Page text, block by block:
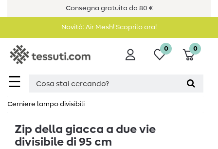
Consegna gratuita da 80 €
Novità: Air Mesh! Scoprilo ora!
☰
0 0
Cerniere lampo divisibili
Zip della giacca a due vie
divisibile di 95 cm